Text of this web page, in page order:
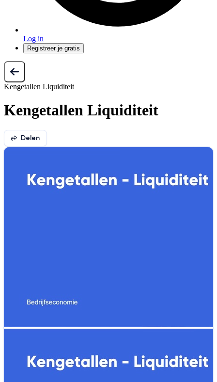
Log in
Registreer je gratis
Kengetallen Liquiditeit
Kengetallen Liquiditeit
Delen